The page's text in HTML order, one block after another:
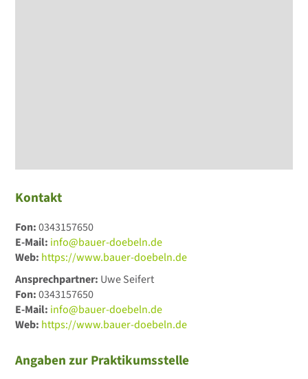
Kontakt
Fon:0343157650
E-Mail: info@bauer-doebeln.de
Web: https://www.bauer-doebeln.de
Ansprechpartner: Uwe Seifert
Fon:0343157650
E-Mail: info@bauer-doebeln.de
Web: https://www.bauer-doebeln.de
Angaben zur Praktikumsstelle